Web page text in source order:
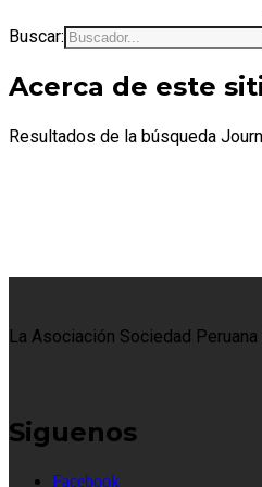
Buscar:
Acerca de este
Resultados de la búsqueda
La Asociación Sociedad
Siguenos
Facebook